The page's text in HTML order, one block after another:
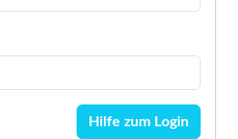
Hilfe zum Login